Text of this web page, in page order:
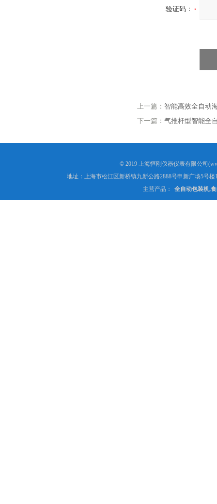
验证码：
上一篇： 智能高效全自动
下一篇： 气推杆型智能全
© 2019 上海恒刚仪器仪表有限公司
地址：上海市松江区新桥镇九新公路2888号申新广场5号楼
主营产品：
全自动包装机,